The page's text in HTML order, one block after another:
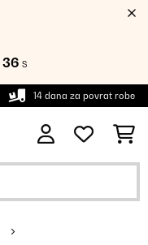
36 S
14 dana za povrat robe